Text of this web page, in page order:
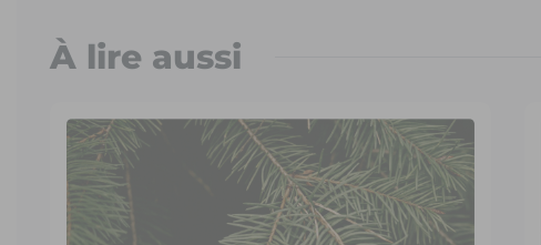
À lire aussi